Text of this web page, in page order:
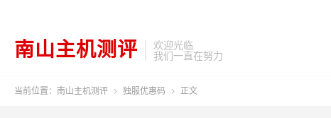
南山主机测评
欢迎光临
我们一直在努力
当前位置： 南山主机测评  独服优惠码  正文